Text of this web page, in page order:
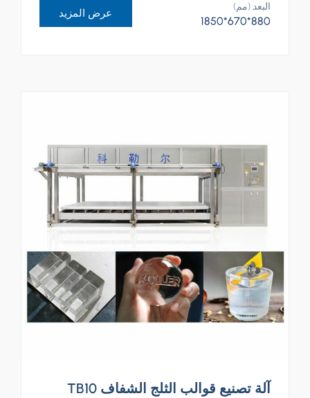
البعد (مم)
880*670*1850
عرض المزيد
آلة تصنيع قوالب الثلج الشفاف TB10